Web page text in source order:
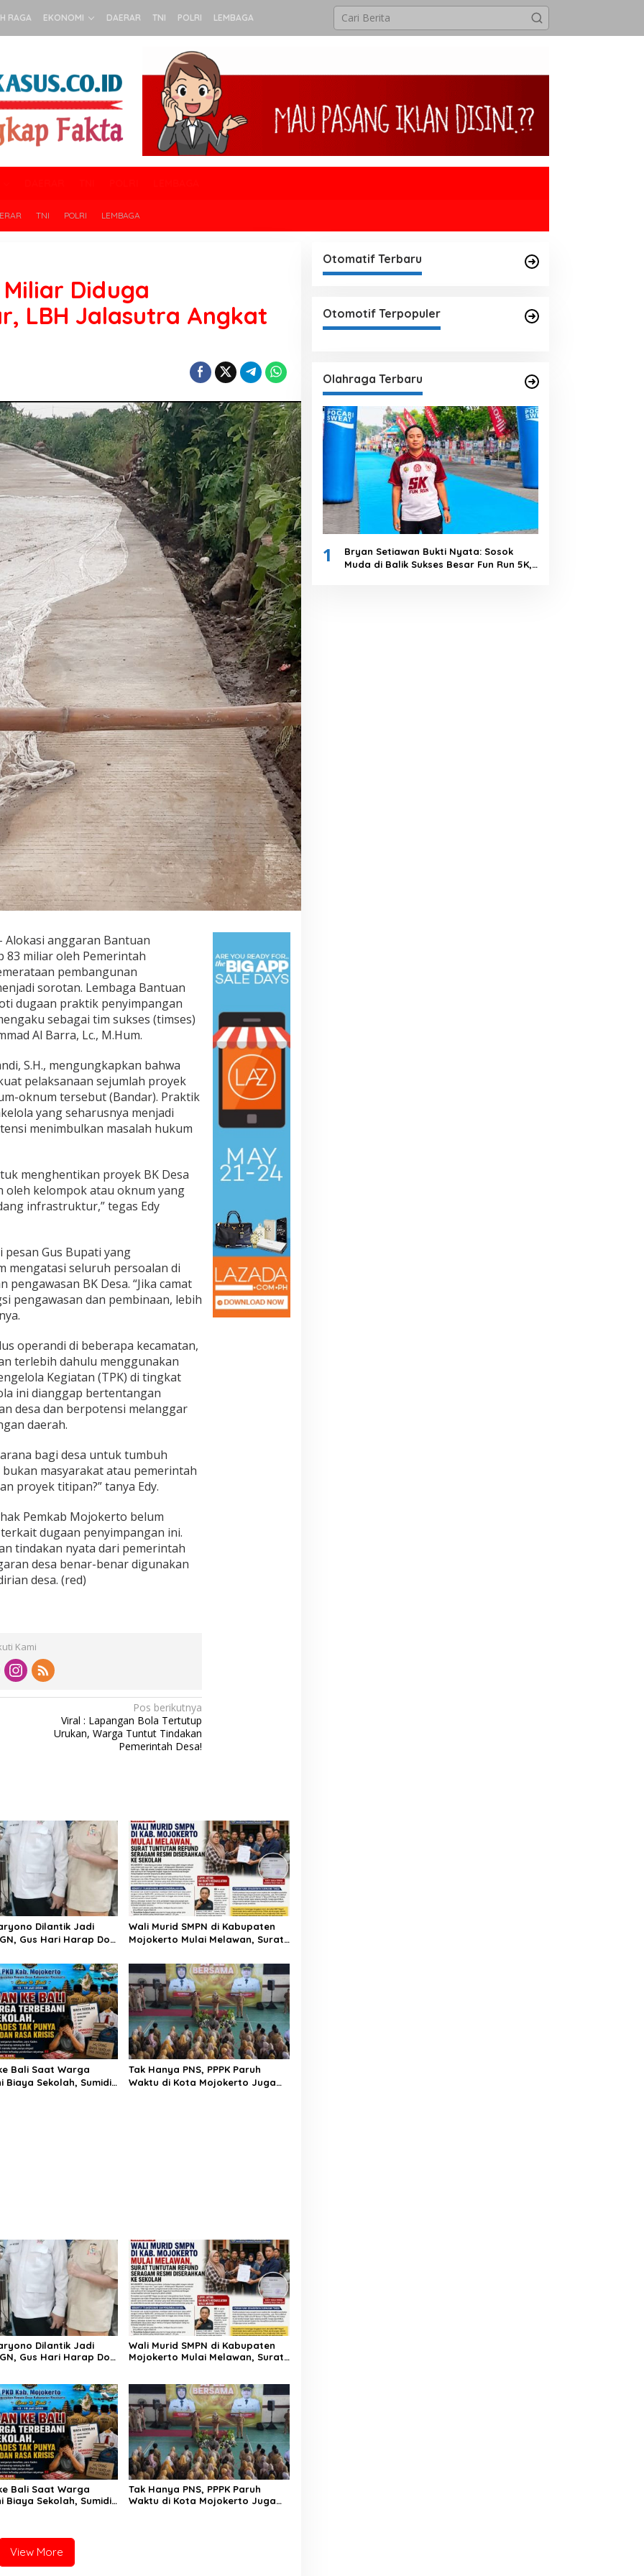
RAGA EKONOMI DAERAR TNI POLRI LEMBAGA
TNI POLRI LEMBAGA
Miliar Diduga
LBH Jalasutra Angkat
Alokasi anggaran Bantuan
83 miliar oleh Pemerintah
pembangunan
sorotan. Lembaga Bantuan
dugaan praktik penyimpangan
sebagai tim sukses (timses)
Al Barra, Lc., M.Hum.
S.H., mengungkapkan bahwa
pelaksanaan sejumlah proyek
oknum tersebut (Bandar). Praktik
yang seharusnya menjadi
menimbulkan masalah hukum
menghentikan proyek BK Desa
oleh kelompok atau oknum yang
infrastruktur,” tegas Edy
Gus Bupati yang
mengatasi seluruh persoalan di
BK Desa. “Jika camat
pengawasan dan pembinaan, lebih
operandi di beberapa kecamatan,
terlebih dahulu menggunakan
Kegiatan (TPK) di tingkat
ini dianggap bertentangan
desa dan berpotensi melanggar
daerah.
bagi desa untuk tumbuh
masyarakat atau pemerintah
proyek titipan?” tanya Edy.
Pemkab Mojokerto belum
dugaan penyimpangan ini.
tindakan nyata dari pemerintah
desa benar-benar digunakan
desa. (red)
Kami
Pos berikutnya
Viral : Lapangan Bola Tertutup
Urukan, Warga Tuntut Tindakan
Pemerintah Desa!
Dilantik Jadi
Gus Hari Harap Don
Wali Murid SMPN di Kabupaten
Mojokerto Mulai Melawan, Surat
Diserahkan ke Sekolah
Bali Saat Warga
Biaya Sekolah, Sumidi:
Tak Hanya PNS, PPPK Paruh
Waktu di Kota Mojokerto Juga
Dilantik Jadi
Gus Hari Harap Don
Wali Murid SMPN di Kabupaten
Mojokerto Mulai Melawan, Surat
Bali Saat Warga
Biaya Sekolah, Sumidi:
Tak Hanya PNS, PPPK Paruh
Waktu di Kota Mojokerto Juga
View More
Otomatif Terbaru
Otomotif Terpopuler
Olahraga Terbaru
1
Bryan Setiawan Bukti Nyata: Sosok
Muda di Balik Sukses Besar Fun Run 5K,